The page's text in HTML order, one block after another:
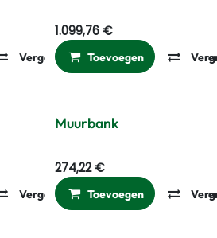
Vergelijken Toevoegen aan
1.099,76€
Toevoegen
Vergelijken Toevoegen aan
Muurbank
274,22€
Toevoegen